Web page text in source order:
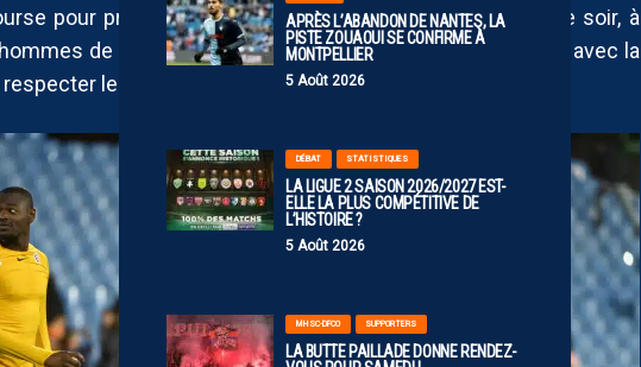
APRÈS L’ABANDON DE NANTES, LA
PISTE ZOUAOUI SE CONFIRME À
MONTPELLIER
5 Août 2026
DÉBAT STATISTIQUES
LA LIGUE 2 SAISON 2026/2027 EST-
ELLE LA PLUS COMPÉTITIVE DE
L’HISTOIRE ?
5 Août 2026
MHSC-DFCO SUPPORTERS
LA BUTTE PAILLADE DONNE RENDEZ-
pour prolonger le bonheur. Confrontés au Red Star ce soir, à
de Zoumana Camara sont au complet ou presque, avec la
le championnat jusqu’au bout.